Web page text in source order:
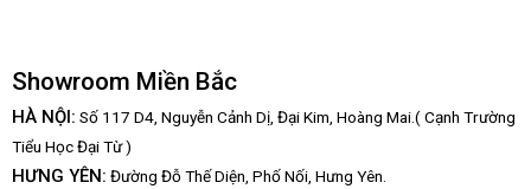
Showroom Miền Bắc
HÀ NỘI: Số 117 D4, Nguyễn Cảnh Dị, Đại Kim, Hoàng Mai.( Cạnh Trường
Tiểu Học Đại Từ )
HƯNG YÊN: Đường Đỗ Thế Diện, Phố Nối, Hưng Yên.